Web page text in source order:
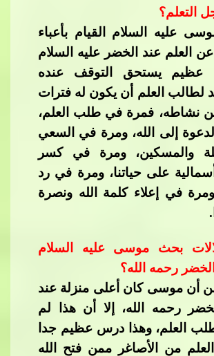
التعلم؟
عليه السلام القيام بأعباء
عن العلم عند الخضر عليه السلام
عظيم يستحق التوقف عنده
بد لطالب العلم أن يكون له فترات
نشاطه، فمرة في طلب العلم،
دعوة إلى الله، ومرة في السعي
والمسكين، ومرة في كسر
على حياتنا، ومرة في رد
في إعلاء كلمة الله ونصرة
بحث موسى عليه السلام
رحمه الله؟
أن موسى كان أعلى منزلة عند
رحمه الله، إلا أن هذا لم
العلم، وهذا درس عظيم جدا
من الأصاغر ممن فتح الله